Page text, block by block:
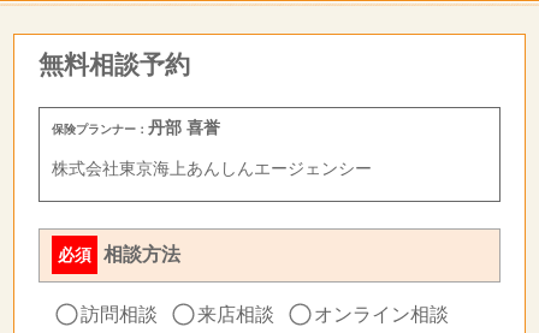
無料相談予約
保険プランナー：丹部 喜誉
株式会社東京海上あんしんエージェンシー
必須 相談方法
訪問相談 来店相談 オンライン相談